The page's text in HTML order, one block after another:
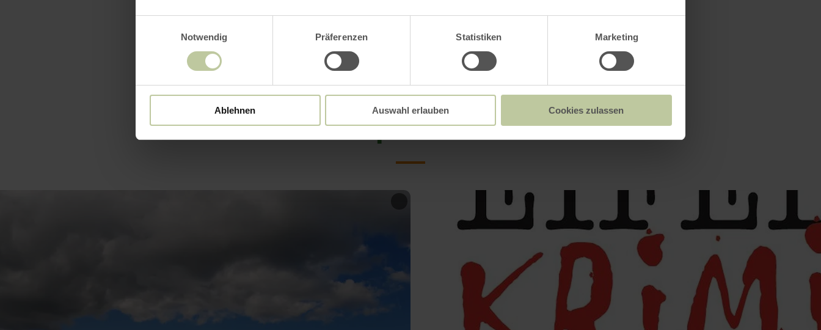
Notwendig
Präferenzen Statistiken Marketing
Ablehnen Auswahl erlauben Cookies zulassen
Impressies